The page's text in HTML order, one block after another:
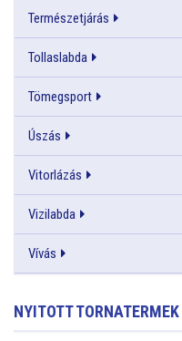
Természetjárás
Tollaslabda
Tömegsport
Úszás
Vitorlázás
Vizilabda
Vívás
NYITOTT TORNATERMEK